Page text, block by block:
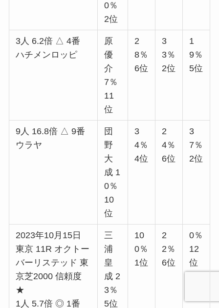
0％
2位
3人 6.2倍 △ 4番
ハチメンロッピ
原
優
介
7％
11
位
2
8％
6位
3
3％
2位
1
9％
5位
9人 16.8倍 △ 9番
ウラヤ
団
野
大
成 1
0％
10
位
3
4％
4位
2
4％
6位
3
7％
2位
2023年10月15日
東京 11R オクトー
バーリステッド 東
京芝2000 信頼度
★
1人 5.7倍 ◎ 1番
三
浦
皇
成 2
3％
5位
10
0％
1位
2
2％
6位
0％
12
位